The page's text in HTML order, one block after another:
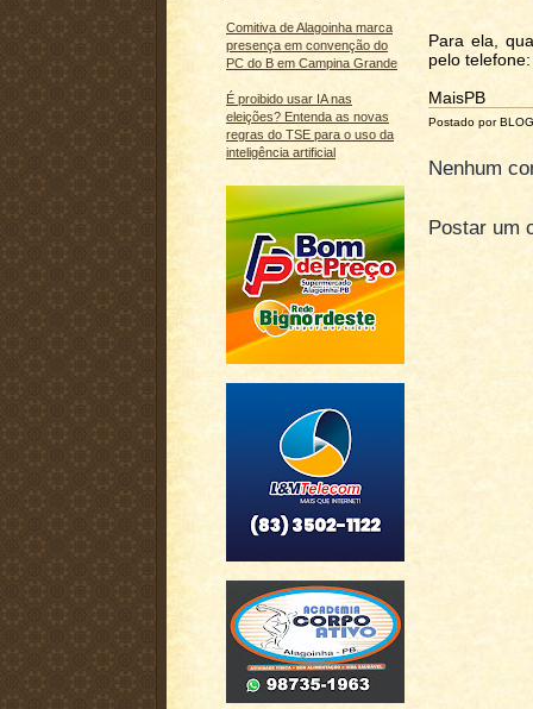
Comitiva de Alagoinha marca
presença em convenção do
PC do B em Campina Grande
É proibido usar IA nas
eleições? Entenda as novas
regras do TSE para o uso da
inteligência artificial
Para ela,
pelo
MaisPB
Postado por
Nenhum
Postar um